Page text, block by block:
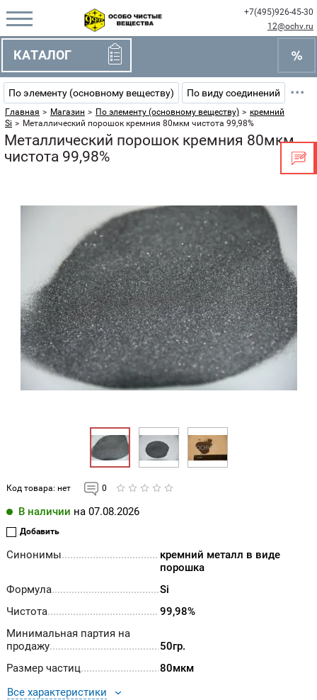
КАТАЛОГ
+7(495)926-45-30
12@ochv.ru
По элементу (основному веществу) По виду соединений ···
Главная > Магазин > По элементу (основному веществу) > кремний
Si > Металлический порошок кремния 80мкм чистота 99,98%
Металлический порошок кремния 80мкм
чистота 99,98%
Код товара: нет 0
В наличии на 07.08.2026
Добавить
Синонимы
кремний металл в виде
порошка
Формула
Si
Чистота
99,98%
Минимальная партия на
продажу
50гр.
Размер частиц
80мкм
Все характеристики